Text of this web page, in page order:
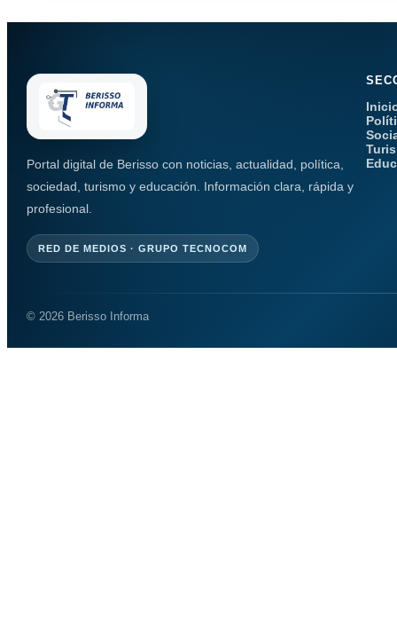
Portal digital de Berisso con noticias, actualidad, política,
sociedad, turismo y educación. Información clara, rápida y
profesional.
RED DE MEDIOS · GRUPO TECNOCOM
© 2026 Berisso Informa